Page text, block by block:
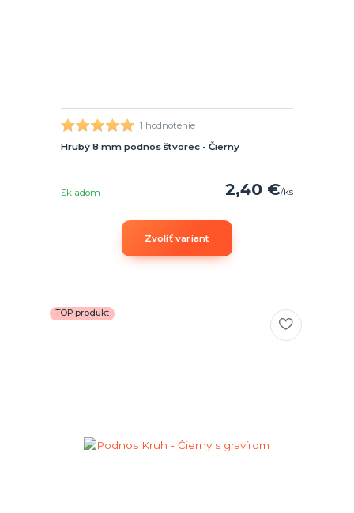
1 hodnotenie
Hrubý 8 mm podnos štvorec - Čierny
2,40 €/ks
Skladom
Zvoliť variant
TOP produkt